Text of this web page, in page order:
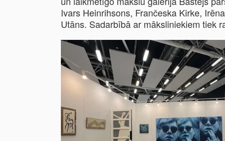
Ivars Heinrihsons, Frančeska Kirke,
Utāns. Sadarbībā ar māksliniekiem tiek